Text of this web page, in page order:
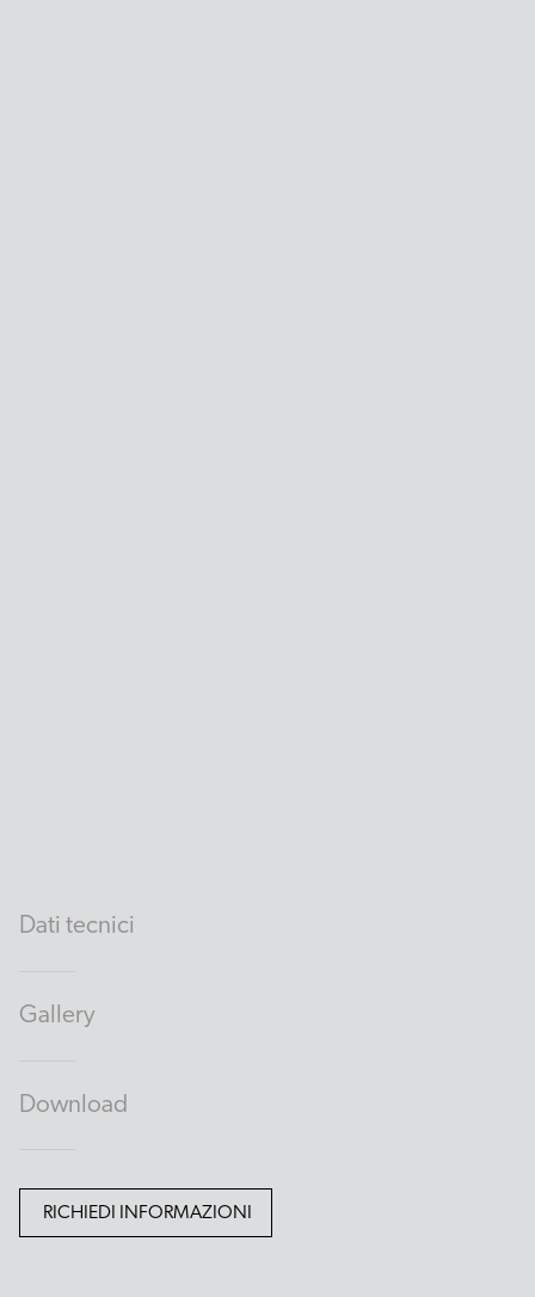
Dati tecnici
Gallery
Download
RICHIEDI INFORMAZIONI